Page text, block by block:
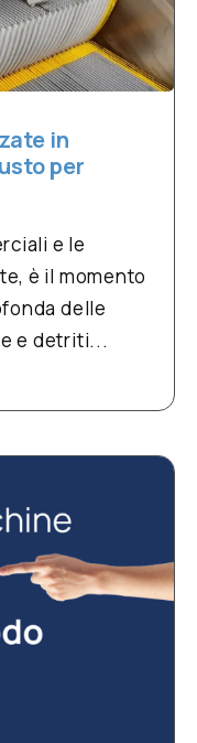
in
per
e le
è il momento
delle
e detriti...